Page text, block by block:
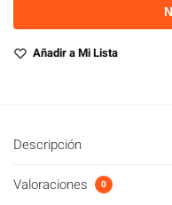
Añadir a Mi Lista
Descripción
Valoraciones 0